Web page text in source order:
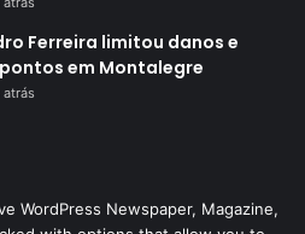
Ferreira limitou danos e
em Montalegre
atrás
WordPress Newspaper, Magazine,